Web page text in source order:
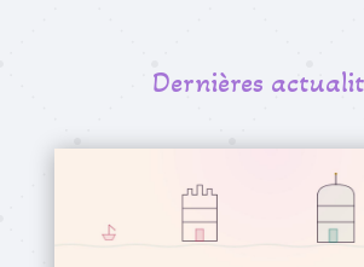
Dernières